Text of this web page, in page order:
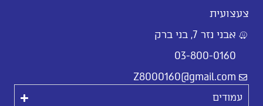
צעצועית
אבני נזר 7, בני ברק
03-800-0160
Z8000160@gmail.com
עמודים